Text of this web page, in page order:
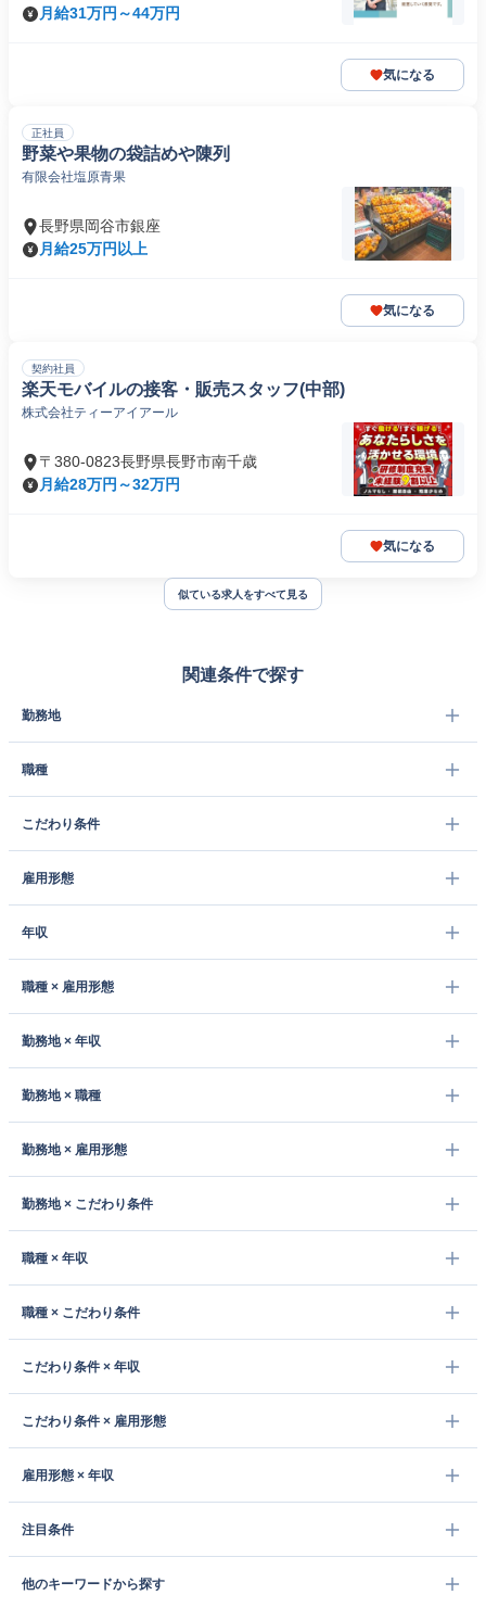
月給31万円～44万円
気になる
正社員
野菜や果物の袋詰めや陳列
有限会社塩原青果
長野県岡谷市銀座
月給25万円以上
気になる
契約社員
楽天モバイルの接客・販売スタッフ(中部)
株式会社ティーアイアール
〒380-0823長野県長野市南千歳
月給28万円～32万円
気になる
似ている求人をすべて見る
関連条件で探す
勤務地
職種
こだわり条件
雇用形態
年収
職種 × 雇用形態
勤務地 × 年収
勤務地 × 職種
勤務地 × 雇用形態
勤務地 × こだわり条件
職種 × 年収
職種 × こだわり条件
こだわり条件 × 年収
こだわり条件 × 雇用形態
雇用形態 × 年収
注目条件
他のキーワードから探す